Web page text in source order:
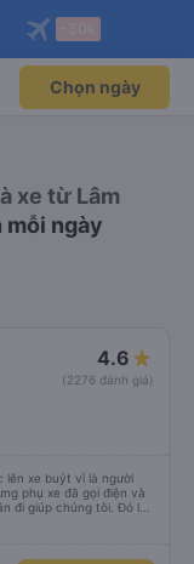
Mở app
qua
Mở app
Chọn ngày
xe từ Lâm
mỗi ngày
4.6
(2276 đánh giá)
lên xe buýt vì là người
phụ xe đã gọi điện và
đi giúp chúng tôi. Đó là
thú vị. Chúng tôi không